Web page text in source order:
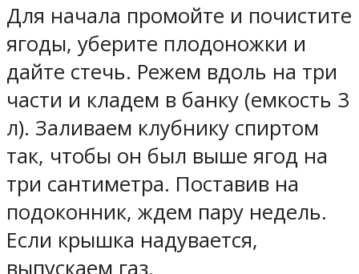
Для начала промойте и почистите
ягоды, уберите плодоножки и
дайте стечь. Режем вдоль на три
части и кладем в банку (емкость 3
л). Заливаем клубнику спиртом
так, чтобы он был выше ягод на
три сантиметра. Поставив на
подоконник, ждем пару недель.
Если крышка надувается,
выпускаем газ.